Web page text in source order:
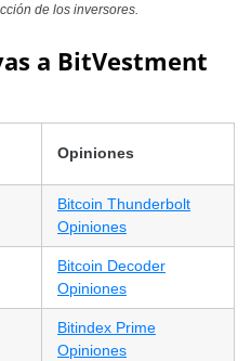
de los inversores.
a BitVestment
Opiniones
Bitcoin Thunderbolt
Opiniones
Bitcoin Decoder
Opiniones
Bitindex Prime
Opiniones